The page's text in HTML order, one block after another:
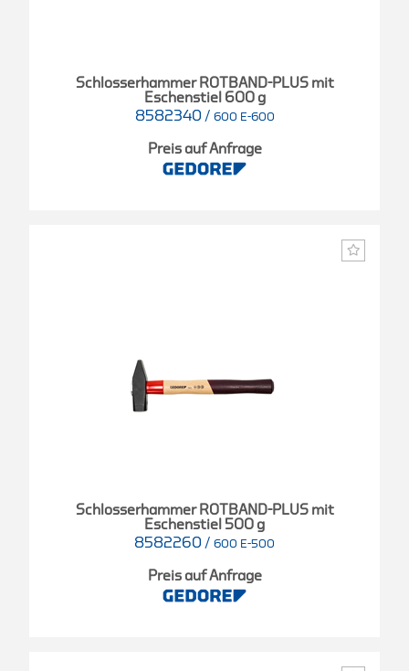
Schlosserhammer ROTBAND-PLUS mit
Eschenstiel 600 g
8582340 / 600 E-600
Preis auf Anfrage
Schlosserhammer ROTBAND-PLUS mit
Eschenstiel 500 g
8582260 / 600 E-500
Preis auf Anfrage